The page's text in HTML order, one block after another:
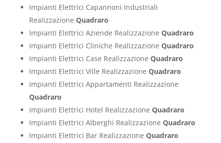
Impianti Elettrici Capannoni Industriali
Realizzazione Quadraro
Impianti Elettrici Aziende Realizzazione Quadraro
Impianti Elettrici Cliniche Realizzazione Quadraro
Impianti Elettrici Case Realizzazione Quadraro
Impianti Elettrici Ville Realizzazione Quadraro
Impianti Elettrici Appartamenti Realizzazione
Quadraro
Impianti Elettrici Hotel Realizzazione Quadraro
Impianti Elettrici Alberghi Realizzazione Quadraro
Impianti Elettrici Bar Realizzazione Quadraro